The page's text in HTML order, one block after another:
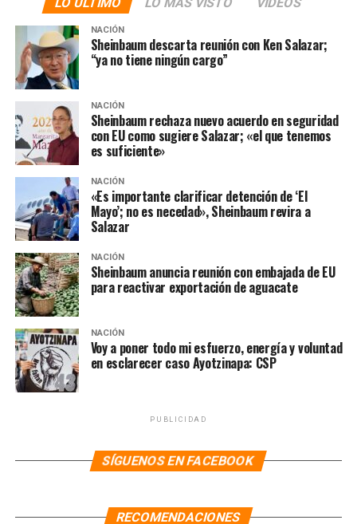
NOTAS RELACIONADAS:
SIN VIDA TIRADOR
Son 6 los mexicanos muertos en El Paso, hay 7 heridos
También en Chicago se registra tiroteo
NACIÓN
Sheinbaum descarta reunión con Ken Salazar;
“ya no tiene ningún cargo”
NACIÓN
Sheinbaum rechaza nuevo acuerdo en seguridad
con EU como sugiere Salazar; «el que tenemos
es suficiente»
NACIÓN
«Es importante clarificar detención de ‘El
Mayo’; no es necedad», Sheinbaum revira a
Salazar
NACIÓN
Sheinbaum anuncia reunión con embajada de EU
para reactivar exportación de aguacate
NACIÓN
Voy a poner todo mi esfuerzo, energía y voluntad
en esclarecer caso Ayotzinapa: CSP
PUBLICIDAD
SÍGUENOS EN FACEBOOK
RECOMENDACIONES